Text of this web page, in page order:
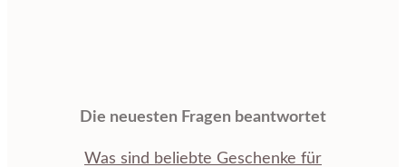
Die neuesten Fragen beantwortet
Was sind beliebte Geschenke für